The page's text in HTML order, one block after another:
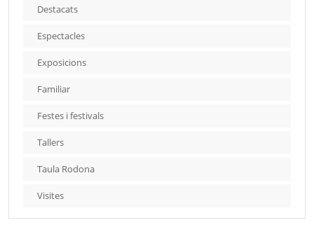
Destacats
Espectacles
Exposicions
Familiar
Festes i festivals
Tallers
Taula Rodona
Visites